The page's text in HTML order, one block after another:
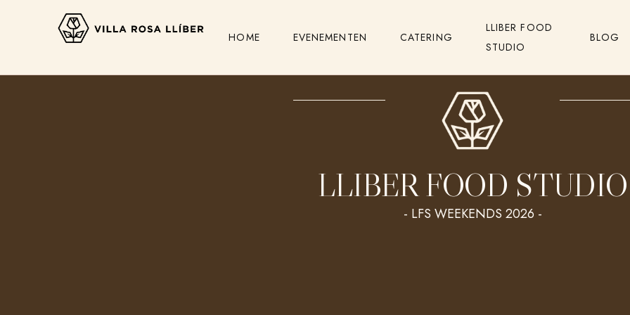
HOME EVENEMENTEN CATERING
LLIBER FOOD
STUDIO
BLOG
LLIBER FOOD STUDIO
- LFS WEEKENDS 2026 -